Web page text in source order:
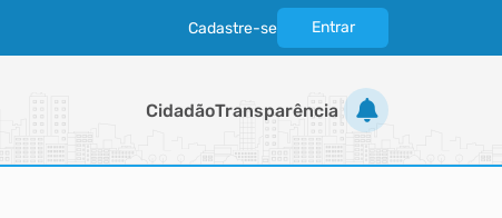
Cadastre-se Entrar
CidadãoTransparência